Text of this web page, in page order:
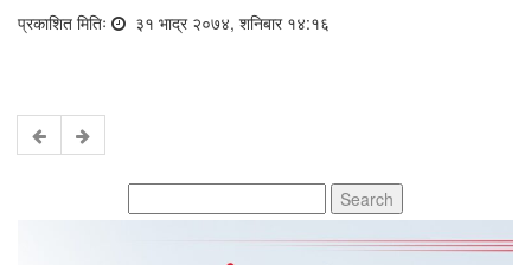
प्रकाशित मितिः ३१ भाद्र २०७४, शनिबार १४:१६
for: